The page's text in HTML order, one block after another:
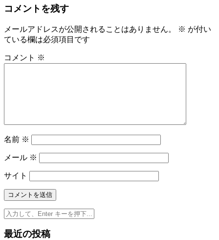
ビ
ゲ
ー
ョ
コメントを残す
メールアドレスが公開されることはありません。 ※ が付い
ている欄は必須項目です
コメント ※
名前 ※
メール ※
サイト
検
最近の投稿